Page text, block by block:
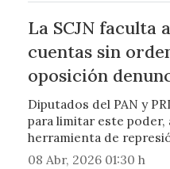
La SCJN faculta
cuentas sin
oposición
Diputados del PAN y
para limitar este
herramienta de
08 Abr, 2026 01:30 h